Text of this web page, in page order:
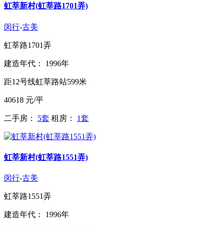
虹莘新村(虹莘路1701弄)
闵行-古美
虹莘路1701弄
建造年代： 1996年
距12号线虹莘路站599米
40618 元/平
二手房： 5套 租房： 1套
虹莘新村(虹莘路1551弄)
闵行-古美
虹莘路1551弄
建造年代： 1996年